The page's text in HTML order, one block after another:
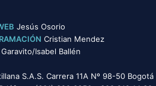
Jesús Osorio
Cristian Mendez
Isabel Ballén
S.A.S. Carrera 11A Nº 98-50 Bogotá